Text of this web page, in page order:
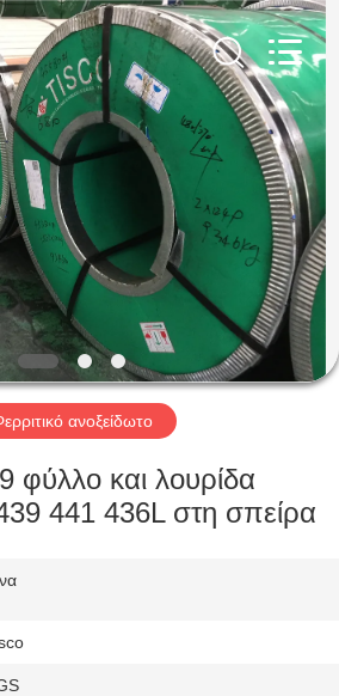
ανοξείδωτο
φύλλο και λουρίδα
441 436L στη σπείρα